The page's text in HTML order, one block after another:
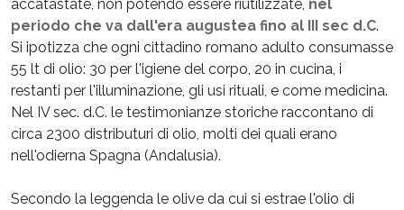
accatastate, non potendo essere riutilizzate, nel
periodo che va dall'era augustea fino al III sec d.C.
Si ipotizza che ogni cittadino romano adulto consumasse
55 lt di olio: 30 per l'igiene del corpo, 20 in cucina, i
restanti per l'illuminazione, gli usi rituali, e come medicina.
Nel IV sec. d.C. le testimonianze storiche raccontano di
circa 2300 distributuri di olio, molti dei quali erano
nell'odierna Spagna (Andalusia).
Secondo la leggenda le olive da cui si estrae l'olio di